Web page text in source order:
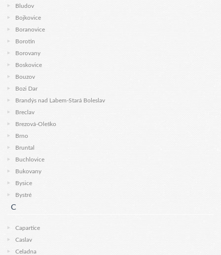
Bludov
Bojkovice
Boranovice
Borotin
Borovany
Boskovice
Bouzov
Bozi Dar
Brandýs nad Labem-Stará Boleslav
Breclav
Brezová-Oleško
Brno
Bruntal
Buchlovice
Bukovany
Bysice
Bystré
C
Capartice
Caslav
Celadna